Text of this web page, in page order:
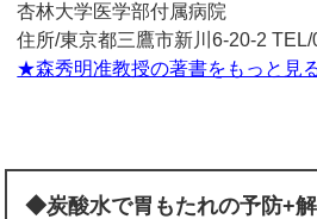
杏林大学医学部付属病院
住所/東京都三鷹市新川6-20-2 TEL/
★森秀明准教授の著書をもっと見
◆炭酸水で胃もたれの予防+